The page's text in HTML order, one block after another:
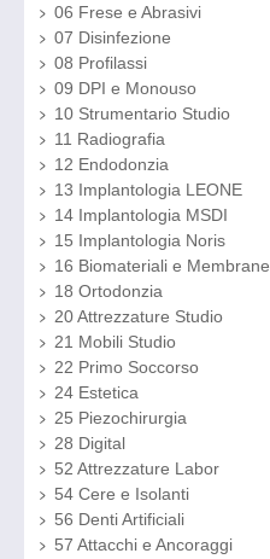
06 Frese e Abrasivi
07 Disinfezione
08 Profilassi
09 DPI e Monouso
10 Strumentario Studio
11 Radiografia
12 Endodonzia
13 Implantologia LEONE
14 Implantologia MSDI
15 Implantologia Noris
16 Biomateriali e Membrane
18 Ortodonzia
20 Attrezzature Studio
21 Mobili Studio
22 Primo Soccorso
24 Estetica
25 Piezochirurgia
28 Digital
52 Attrezzature Labor
54 Cere e Isolanti
56 Denti Artificiali
57 Attacchi e Ancoraggi